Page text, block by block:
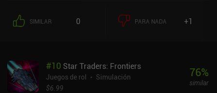
acabamos teniendo montones de objetos, por lo que la gestión del
inventario es una parte importante del juego. Como juego que no
que lleva al juego al terreno del género ocioso.Me gustó bastante
la sensación de ser un mercader y la toma de decisiones que
conlleva. Hay montones de objetos que fabricar y, por tanto,
SIMILAR 0 PARA NADA +1
#10 Star Traders: Frontiers
Juegos de rol
Simulación
$6.99
76%
similar